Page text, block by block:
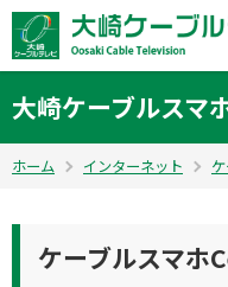
大崎ケーブルスマ
ホーム インターネット
ケーブルスマ